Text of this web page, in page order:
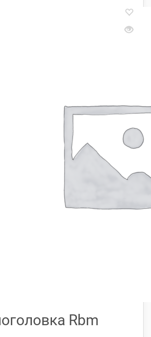
Rbm